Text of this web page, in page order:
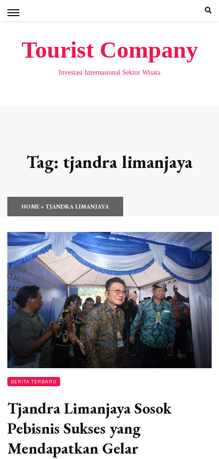
Tourist Company
Investasi Internasional Sektor Wisata
Tag: tjandra limanjaya
HOME»TJANDRA LIMANJAYA
BERITA TERBARU
Tjandra Limanjaya Sosok
Pebisnis Sukses yang
Mendapatkan Gelar